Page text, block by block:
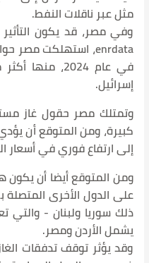
مثل عبر ناقلات النفط.
وفي مصر، قد يكون
إسرائيل.
وتمتلك مصر حقول غاز
كبيرة، ومن المتوقع أن
إلى ارتفاع فوري في أسعار
ومن المتوقع أيضا أن يكون
على الدول الأخرى المتصلة
ذلك سوريا ولبنان - والتي
يشمل الأردن ومصر.
وقد يؤثر توقف تدفقات